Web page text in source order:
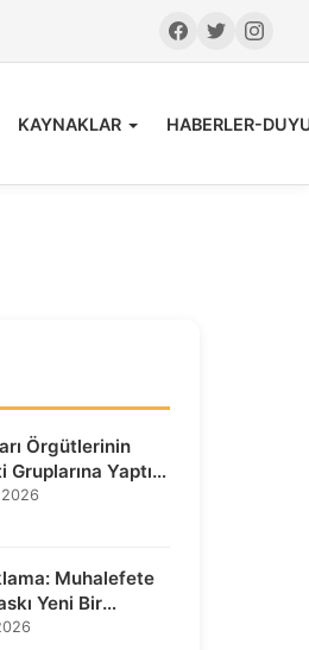
KAYNAKLAR HABERLER-
Örgütlerinin
Yaptığı
Muhalefete
Yeni Bir
Seçilmiş…